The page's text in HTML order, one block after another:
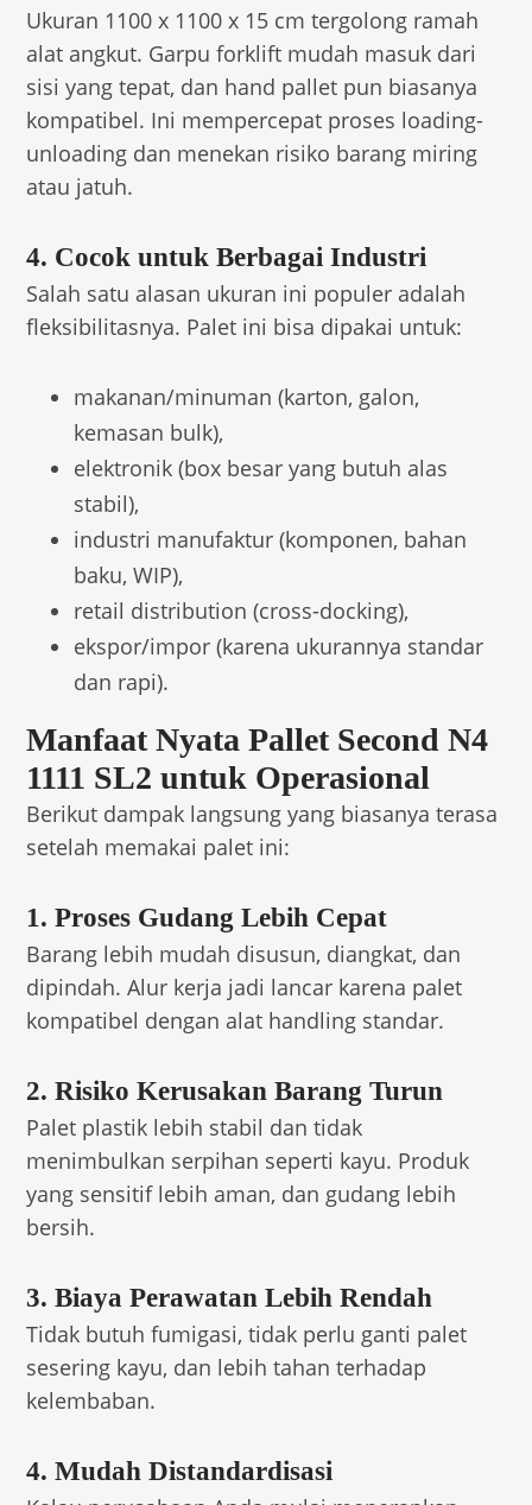
Ukuran 1100 x 1100 x 15 cm tergolong ramah
alat angkut. Garpu forklift mudah masuk dari
sisi yang tepat, dan hand pallet pun biasanya
kompatibel. Ini mempercepat proses loading-
unloading dan menekan risiko barang miring
atau jatuh.
4. Cocok untuk Berbagai Industri
Salah satu alasan ukuran ini populer adalah
fleksibilitasnya. Palet ini bisa dipakai untuk:
makanan/minuman (karton, galon,
kemasan bulk),
elektronik (box besar yang butuh alas
stabil),
industri manufaktur (komponen, bahan
baku, WIP),
retail distribution (cross-docking),
ekspor/impor (karena ukurannya standar
dan rapi).
Manfaat Nyata Pallet Second N4
1111 SL2 untuk Operasional
Berikut dampak langsung yang biasanya terasa
setelah memakai palet ini:
1. Proses Gudang Lebih Cepat
Barang lebih mudah disusun, diangkat, dan
dipindah. Alur kerja jadi lancar karena palet
kompatibel dengan alat handling standar.
2. Risiko Kerusakan Barang Turun
Palet plastik lebih stabil dan tidak
menimbulkan serpihan seperti kayu. Produk
yang sensitif lebih aman, dan gudang lebih
bersih.
3. Biaya Perawatan Lebih Rendah
Tidak butuh fumigasi, tidak perlu ganti palet
sesering kayu, dan lebih tahan terhadap
kelembaban.
4. Mudah Distandardisasi